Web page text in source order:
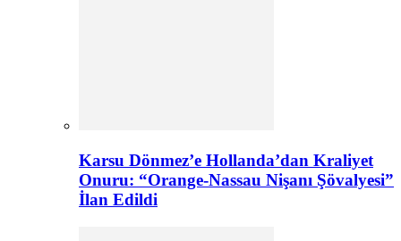
Karsu Dönmez’e Hollanda’dan Kraliyet
Onuru: “Orange-Nassau Nişanı Şövalyesi”
İlan Edildi